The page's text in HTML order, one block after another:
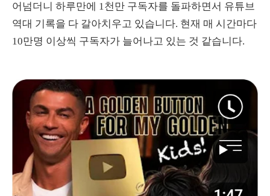
어넘더니 하루만에 1천만 구독자를 돌파하면서 유튜브
역대 기록을 다 갈아치우고 있습니다. 현재 매 시간마다
10만명 이상씩 구독자가 늘어나고 있는 것 같습니다.